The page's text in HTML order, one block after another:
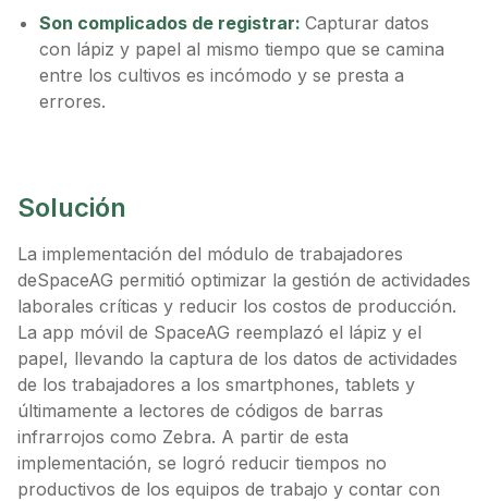
Son complicados de registrar: Capturar datos
con lápiz y papel al mismo tiempo que se camina
entre los cultivos es incómodo y se presta a
errores.
Solución
La implementación del módulo de trabajadores
deSpaceAG permitió optimizar la gestión de actividades
laborales críticas y reducir los costos de producción.
La app móvil de SpaceAG reemplazó el lápiz y el
papel, llevando la captura de los datos de actividades
de los trabajadores a los smartphones, tablets y
últimamente a lectores de códigos de barras
infrarrojos como Zebra. A partir de esta
implementación, se logró reducir tiempos no
productivos de los equipos de trabajo y contar con